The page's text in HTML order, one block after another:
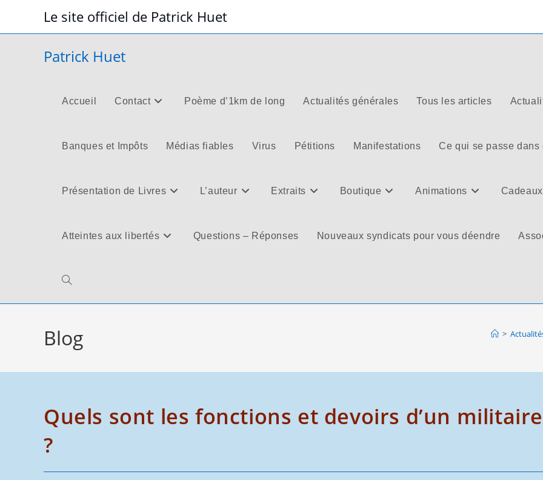
content
Le site officiel de Patrick Huet
Patrick Huet
Accueil Contact Poème d’1km de long Actualités générales Tous les articles
Banques et Impôts Médias fiables Virus Pétitions Manifestations Ce qui se passe dans
Présentation de Livres L’auteur Extraits Boutique Animations Cadeaux
Atteintes aux libertés Questions – Réponses Nouveaux syndicats pour vous déendre
Toggle
search
Blog >
Quels sont les fonctions et devoirs d’un militaire
?